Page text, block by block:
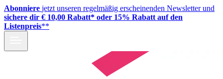
Abonniere jetzt unseren regelmäßig erscheinenden Newsletter und
sichere dir € 10,00 Rabatt* oder 15% Rabatt auf den
Listenpreis**